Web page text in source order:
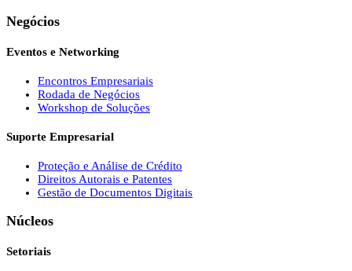
Negócios
Eventos e Networking
Encontros Empresariais
Rodada de Negócios
Workshop de Soluções
Suporte Empresarial
Proteção e Análise de Crédito
Direitos Autorais e Patentes
Gestão de Documentos Digitais
Núcleos
Setoriais